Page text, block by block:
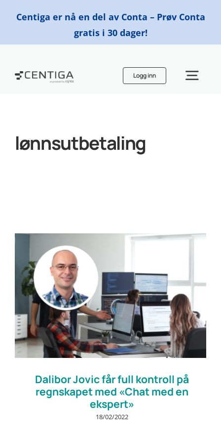
Centiga er nå en del av Conta – Prøv Conta
gratis i 30 dager!
Logg inn
Priser
Prøv gratis
lønnsutbetaling
Dalibor Jovic får full kontroll på
regnskapet med «Chat med en
ekspert»
18/02/2022